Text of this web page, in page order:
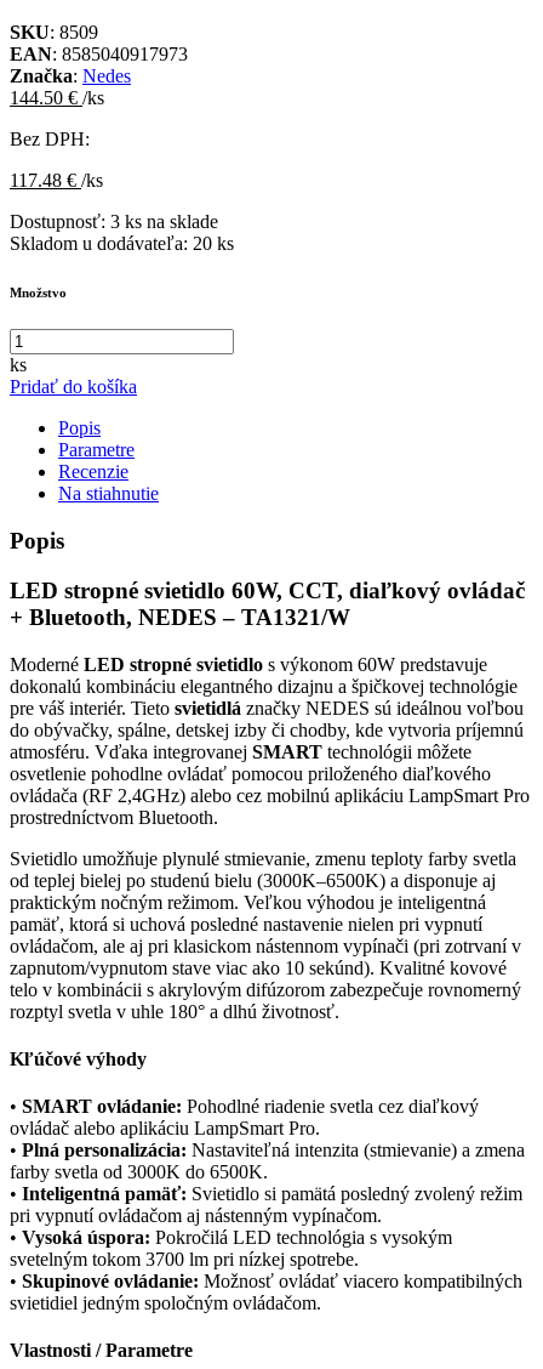
SKU: 8509
EAN: 8585040917973
Značka: Nedes
144.50 € /ks
Bez DPH:
117.48 € /ks
Dostupnosť: 3 ks na sklade
Skladom u dodávateľa: 20 ks
Množstvo
ks
Pridať do košíka
Popis
Parametre
Recenzie
Na stiahnutie
Popis
LED stropné svietidlo 60W, CCT, diaľkový ovládač
+ Bluetooth, NEDES – TA1321/W
Moderné LED stropné svietidlo s výkonom 60W predstavuje
dokonalú kombináciu elegantného dizajnu a špičkovej technológie
pre váš interiér. Tieto svietidlá značky NEDES sú ideálnou voľbou
do obývačky, spálne, detskej izby či chodby, kde vytvoria príjemnú
atmosféru. Vďaka integrovanej SMART technológii môžete
osvetlenie pohodlne ovládať pomocou priloženého diaľkového
ovládača (RF 2,4GHz) alebo cez mobilnú aplikáciu LampSmart Pro
prostredníctvom Bluetooth.
Svietidlo umožňuje plynulé stmievanie, zmenu teploty farby svetla
od teplej bielej po studenú bielu (3000K–6500K) a disponuje aj
praktickým nočným režimom. Veľkou výhodou je inteligentná
pamäť, ktorá si uchová posledné nastavenie nielen pri vypnutí
ovládačom, ale aj pri klasickom nástennom vypínači (pri zotrvaní v
zapnutom/vypnutom stave viac ako 10 sekúnd). Kvalitné kovové
telo v kombinácii s akrylovým difúzorom zabezpečuje rovnomerný
rozptyl svetla v uhle 180° a dlhú životnosť.
Kľúčové výhody
• SMART ovládanie: Pohodlné riadenie svetla cez diaľkový
ovládač alebo aplikáciu LampSmart Pro.
• Plná personalizácia: Nastaviteľná intenzita (stmievanie) a zmena
farby svetla od 3000K do 6500K.
• Inteligentná pamäť: Svietidlo si pamätá posledný zvolený režim
pri vypnutí ovládačom aj nástenným vypínačom.
• Vysoká úspora: Pokročilá LED technológia s vysokým
svetelným tokom 3700 lm pri nízkej spotrebe.
• Skupinové ovládanie: Možnosť ovládať viacero kompatibilných
svietidiel jedným spoločným ovládačom.
Vlastnosti / Parametre